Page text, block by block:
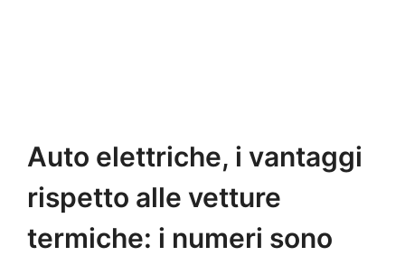
Auto elettriche, i vantaggi
rispetto alle vetture
termiche: i numeri sono